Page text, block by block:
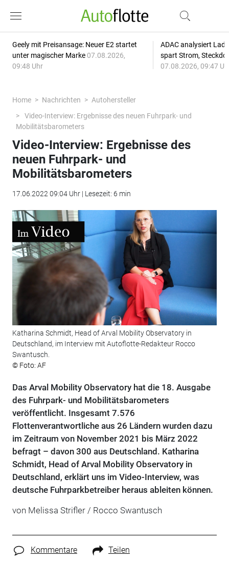
Geely mit Preisansage: Neuer E2 startet
unter magischer Marke 07.08.2026,
09:48 Uhr
ADAC analysiert
spart Strom,
07.08.2026, 09:47
Home Nachrichten
Autohersteller
Video-Interview: Ergebnisse des neuen Fuhrpark- und
Mobilitätsbarometers
Video-Interview: Ergebnisse des
neuen Fuhrpark- und
Mobilitätsbarometers
17.06.2022 09:04 Uhr | Lesezeit: 6 min
Katharina Schmidt, Head of Arval Mobility Observatory in
Deutschland, im Interview mit Autoflotte-Redakteur Rocco
Swantusch.
© Foto: AF
Das Arval Mobility Observatory hat die 18. Ausgabe
des Fuhrpark- und Mobilitätsbarometers
veröffentlicht. Insgesamt 7.576
Flottenverantwortliche aus 26 Ländern wurden dazu
im Zeitraum von November 2021 bis März 2022
befragt – davon 300 aus Deutschland. Katharina
Schmidt, Head of Arval Mobility Observatory in
Deutschland, erklärt uns im Video-Interview, was
deutsche Fuhrparkbetreiber heraus ableiten können.
von Melissa Strifler / Rocco Swantusch
Kommentare Teilen